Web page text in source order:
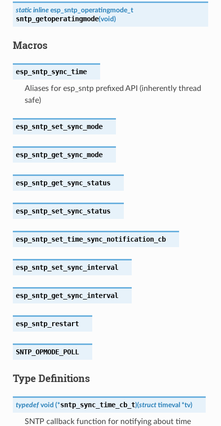
static inline esp_sntp_operatingmode_t
sntp_getoperatingmode(void)
Macros
esp_sntp_sync_time
Aliases for esp_sntp prefixed API (inherently thread
safe)
esp_sntp_set_sync_mode
esp_sntp_get_sync_mode
esp_sntp_get_sync_status
esp_sntp_set_sync_status
esp_sntp_set_time_sync_notification_cb
esp_sntp_set_sync_interval
esp_sntp_get_sync_interval
esp_sntp_restart
SNTP_OPMODE_POLL
Type Definitions
typedef void (*sntp_sync_time_cb_t)(struct timeval *tv)
SNTP callback function for notifying about time